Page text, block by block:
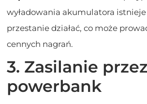
wyładowania akumulatora
przestanie działać, co może
cennych nagrań.
3. Zasilanie przez
powerbank